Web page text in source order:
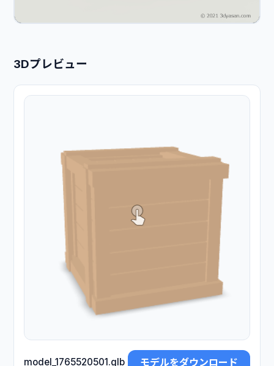
3Dプレビュー
model_1765520501.glb モデルをダウンロード